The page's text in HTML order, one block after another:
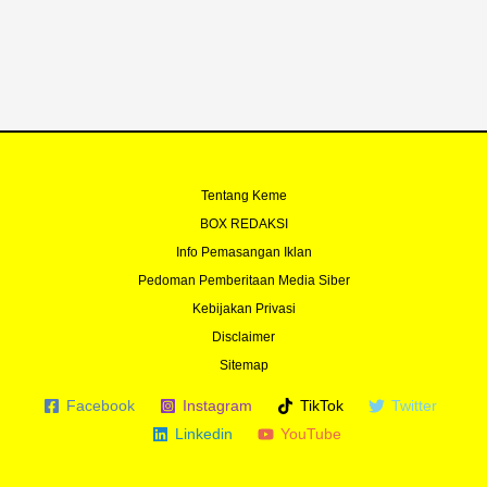
Tentang Keme
BOX REDAKSI
Info Pemasangan Iklan
Pedoman Pemberitaan Media Siber
Kebijakan Privasi
Disclaimer
Sitemap
Facebook Instagram TikTok
Twitter
Linkedin
YouTube